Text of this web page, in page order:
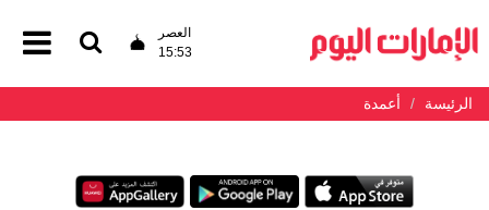
العصر
15:53
الرئيسة أعمدة